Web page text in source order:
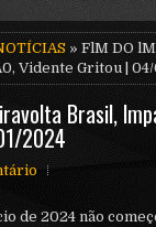
» FlM DO
Vidente Gritou |
Brasil,
2024
de 2024 não